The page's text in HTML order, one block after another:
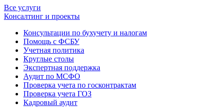
Все услуги
Консалтинг и проекты
Консультации по бухучету и налогам
Помощь с ФСБУ
Учетная политика
Круглые столы
Экспертная поддержка
Аудит по МСФО
Проверка учета по госконтрактам
Проверка учета ГОЗ
Кадровый аудит